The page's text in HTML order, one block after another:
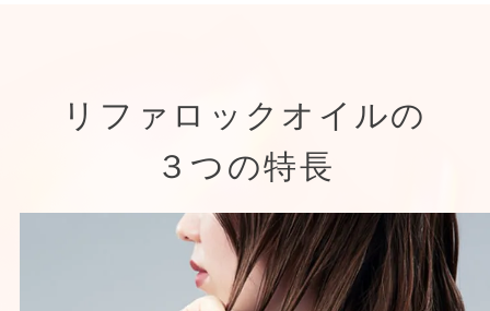
リファロックオイルの
３つの特長